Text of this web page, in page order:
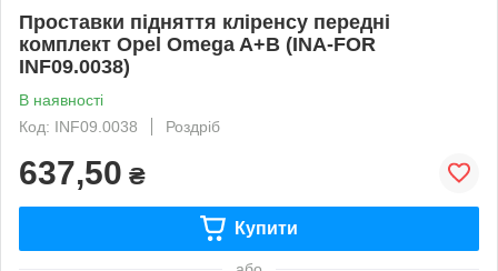
Проставки підняття кліренсу передні
комплект Opel Omega A+B (INA-FOR
INF09.0038)
В наявності
Код: INF09.0038
Роздріб
637,50 ₴
Купити